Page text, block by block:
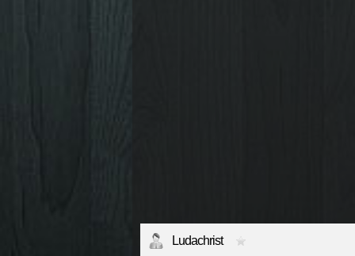
Ludachrist